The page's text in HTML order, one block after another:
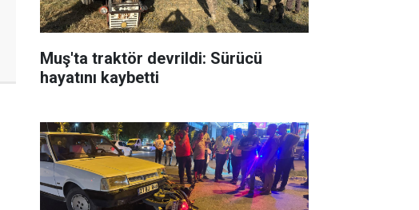
Muş'ta traktör devrildi: Sürücü
hayatını kaybetti